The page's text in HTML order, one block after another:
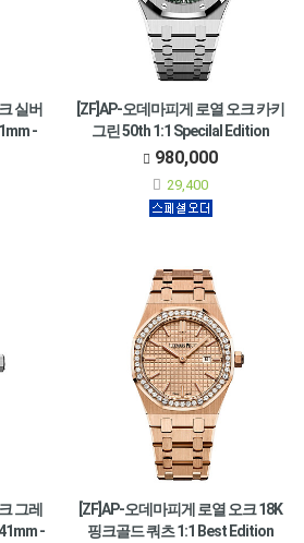
실버
-
[ZF]AP-오데마피게 로열 오크 카키
그린 50th 1:1 Specilal Edition
41mm - 15510ST.OO.1320ST.09
980,000
29,400
그레
-
[ZF]AP-오데마피게 로열 오크 18K
핑크골드 쿼츠 1:1 Best Edition